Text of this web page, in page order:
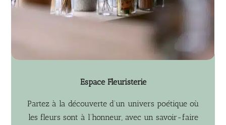
Espace Fleuristerie
Partez à la découverte d’un univers poétique où
les fleurs sont à l’honneur, avec un savoir-faire